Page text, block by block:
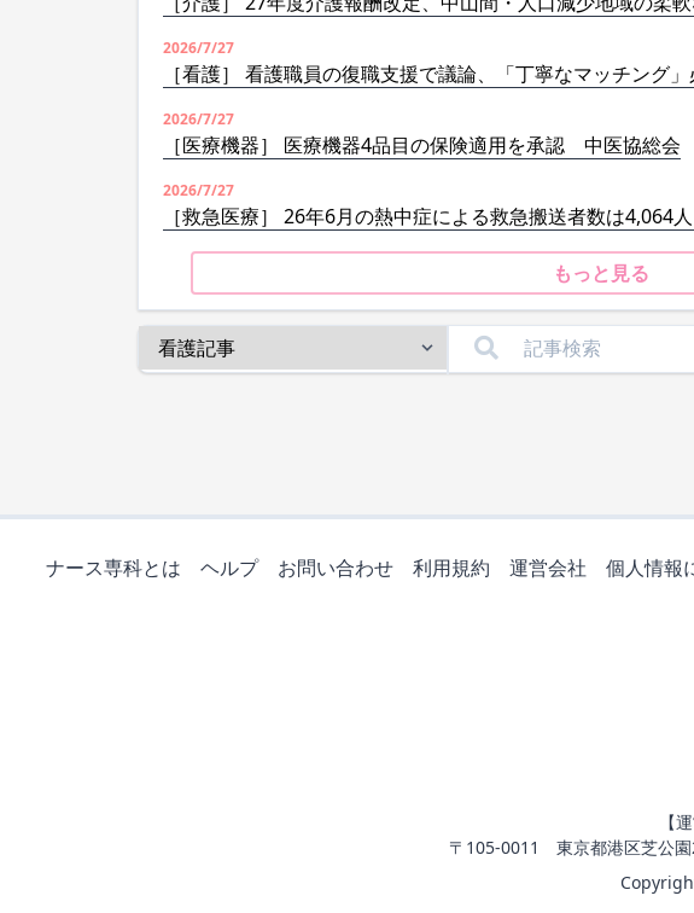
2026/7/27
［看護］ 看護職員の復職支援で議論、「丁寧なマッチング
2026/7/27
［医療機器］ 医療機器4品目の保険適用を承認 中医協総会
2026/7/27
［救急医療］ 26年6月の熱中症による救急搬送者数は4,064
もっと見る
ナース専科とは ヘルプ お問い合わせ 利用規約 運営会社 個人情報
【
〒105-0011 東京都港区芝公